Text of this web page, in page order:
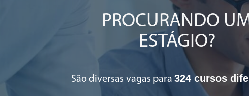
PROCURANDO
ESTÁGIO?
São diversas vagas para324 cursos